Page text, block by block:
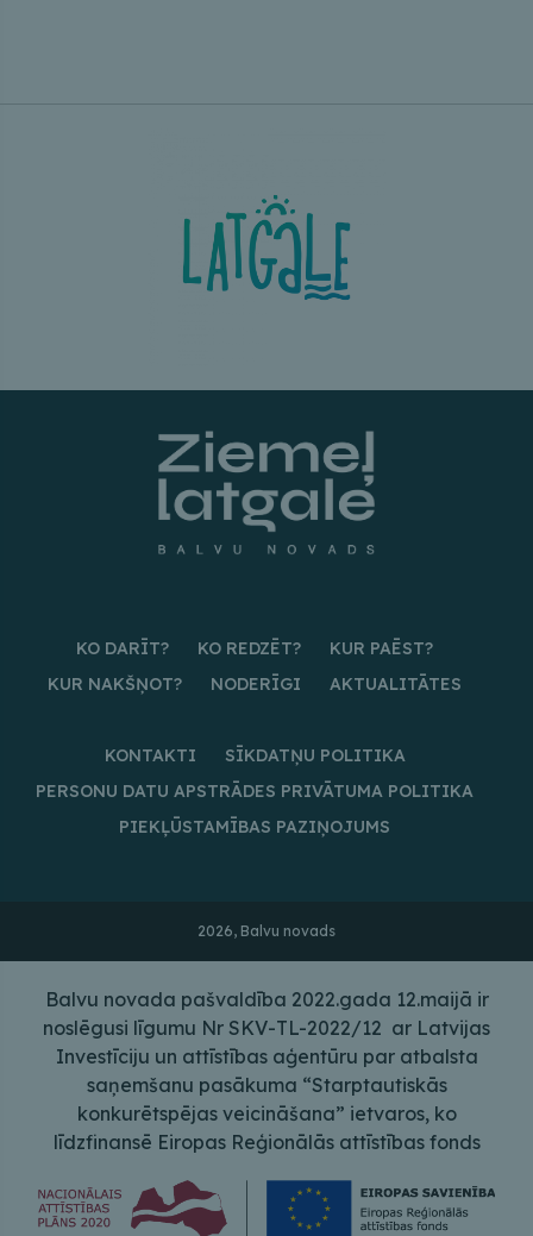
KO DARĪT? KO REDZĒT?
KUR PAĒST?
KUR NAKŠŅOT?
NODERĪGI AKTUALITĀTES
KONTAKTI
SĪKDATŅU POLITIKA
PERSONU DATU APSTRĀDES PRIVĀTUMA POLITIKA
PIEKĻŪSTAMĪBAS PAZIŅOJUMS
2026, Balvu novads
Balvu novada pašvaldība 2022.gada 12.maijā ir
noslēgusi līgumu Nr SKV-TL-2022/12 ar Latvijas
Investīciju un attīstības aģentūru par atbalsta
saņemšanu pasākuma “Starptautiskās
konkurētspējas veicināšana” ietvaros, ko
līdzfinansē Eiropas Reģionālās attīstības fonds